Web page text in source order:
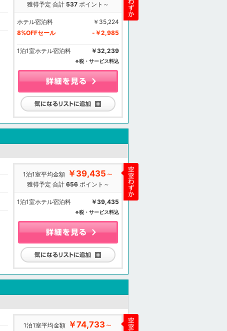
獲得予定 合計 537 ポイント～
ホテル宿泊料
￥35,224
8%OFFセール
-￥2,985
1泊1室ホテル宿泊料 ￥32,239
※税・サービス料込
1泊1室平均金額 ￥39,435 ～
獲得予定 合計 656ポイント～
1泊1室ホテル宿泊料 ￥39,435
※税・サービス料込
1泊1室平均金額 ￥74,733～